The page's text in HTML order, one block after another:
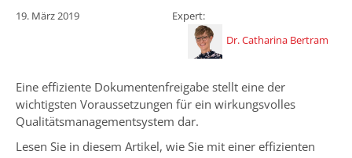
19. März 2019
Expert:
Dr. Catharina Bertram
Eine effiziente Dokumentenfreigabe stellt eine der
wichtigsten Voraussetzungen für ein wirkungsvolles
Qualitätsmanagementsystem dar.
Lesen Sie in diesem Artikel, wie Sie mit einer effizienten